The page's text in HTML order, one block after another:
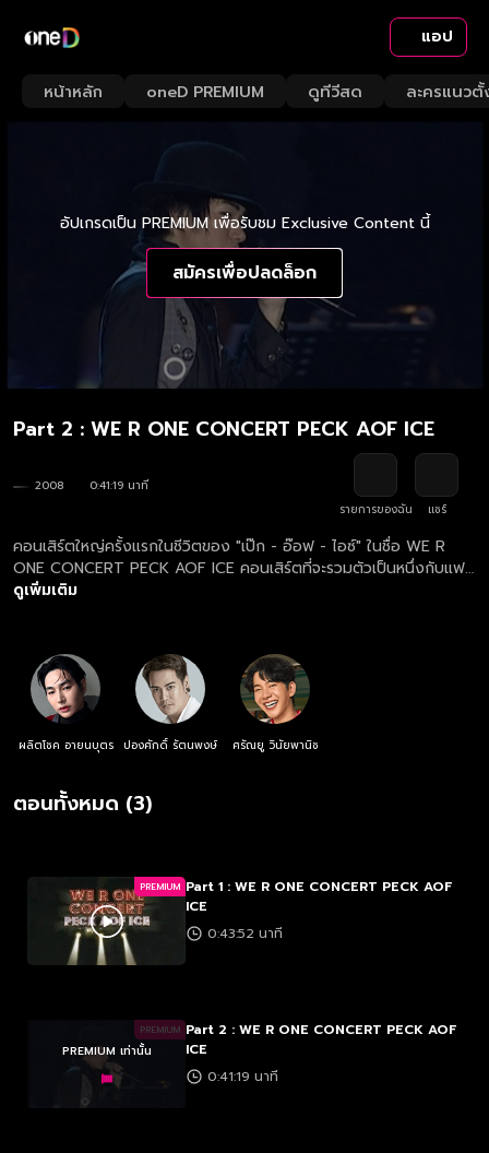
แอป
หน้าหลัก oneD PREMIUM ดูทีวีสด ละครแนวตั้
อัปเกรดเป็น PREMIUM เพื่อรับชม Exclusive Content นี้
สมัครเพื่อปลดล็อก
Part 2 : WE R ONE CONCERT PECK AOF ICE
2008
0:41:19 นาที
รายการของฉัน
แชร์
คอนเสิร์ตใหญ่ครั้งแรกในชีวิตของ "เป๊ก - อ๊อฟ - ไอซ์" ในชื่อ WE R
ONE CONCERT PECK AOF ICE คอนเสิร์ตที่จะรวมตัวเป็นหนึ่งกับแฟน
เพลงทุกคน เพื่อทำครั้งหนึ่งที่ดีที่สุดในชีวิต สุดยอด ครบรสทั้งพลัง
ดูเพิ่มเติม
ผลิตโชค อายนบุตร ปองศักดิ์ รัตนพงษ์ ศรัณยู วินัยพานิช
ตอนทั้งหมด (3)
PREMIUM Part 1 : WE R ONE CONCERT PECK AOF
ICE
0:43:52 นาที
PREMIUM
PREMIUM เท่านั้น
Part 2 : WE R ONE CONCERT PECK AOF
ICE
0:41:19 นาที